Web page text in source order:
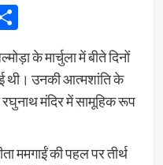
Link
Share
के मार्चुला में बीते दिनों
थी। उनकी आत्मशांति के
मंदिर में सामूहिक रूप
ममगाईं की पहल पर तीर्थ